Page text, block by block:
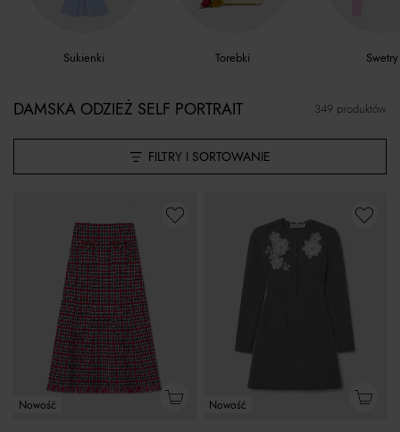
Sukienki Torebki Swetry
FILTRY I SORTOWANIE
349 produktów
DAMSKA ODZIEŻ SELF PORTRAIT
Nowość Nowość